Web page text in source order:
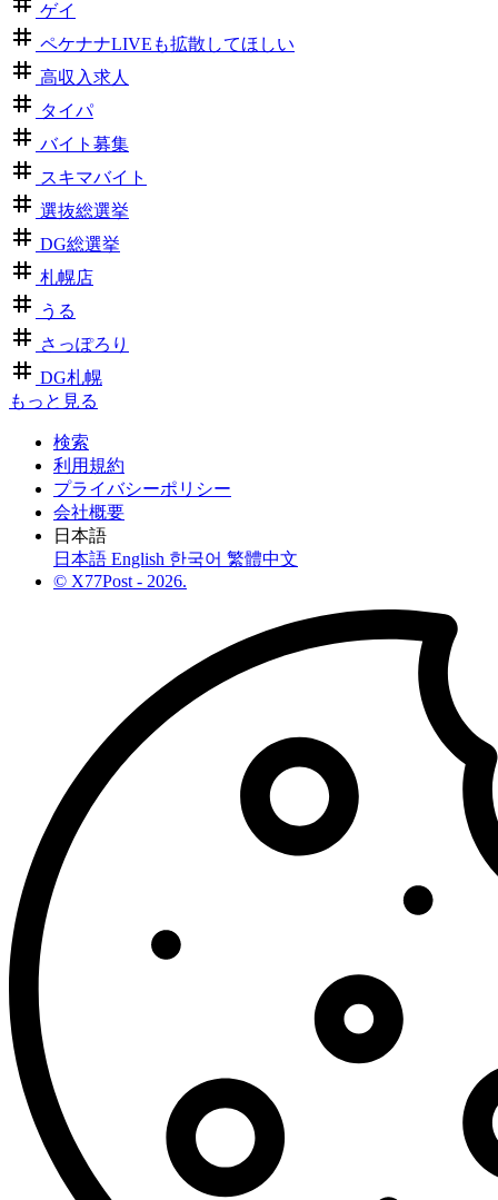
ゲイ
ペケナナLIVEも拡散してほしい
高収入求人
タイパ
バイト募集
スキマバイト
選抜総選挙
DG総選挙
札幌店
うる
さっぽろり
DG札幌
もっと見る
検索
利用規約
プライバシーポリシー
会社概要
日本語
日本語 English 한국어 繁體中文
© X77Post - 2026.